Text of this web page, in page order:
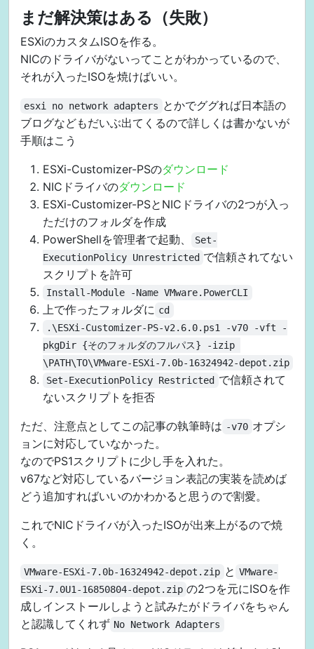
まだ解決策はある（失敗）
ESXiのカスタムISOを作る。
NICのドライバがないってことがわかっているので、
それが入ったISOを焼けばいい。
esxi no network adapters とかでググれば日本語の
ブログなどもだいぶ出てくるので詳しくは書かないが
手順はこう
ESXi-Customizer-PSのダウンロード
NICドライバのダウンロード
ESXi-Customizer-PSとNICドライバの2つが入っ
ただけのフォルダを作成
PowerShellを管理者で起動、
Set-
ExecutionPolicy Unrestricted で信頼されてない
スクリプトを許可
Install-Module -Name VMware.PowerCLI
上で作ったフォルダに cd
.\ESXi-Customizer-PS-v2.6.0.ps1 -v70 -vft -
pkgDir {そのフォルダのフルパス} -izip
\PATH\TO\VMware-ESXi-7.0b-16324942-depot.zip
Set-ExecutionPolicy Restricted で信頼されて
ないスクリプトを拒否
ただ、注意点としてこの記事の執筆時は -v70 オプシ
ョンに対応していなかった。
なのでPS1スクリプトに少し手を入れた。
v67など対応しているバージョン表記の実装を読めば
どう追加すればいいのかわかると思うので割愛。
これでNICドライバが入ったISOが出来上がるので焼
く。
VMware-ESXi-7.0b-16324942-depot.zip と VMware-
ESXi-7.0U1-16850804-depot.zip の2つを元にISOを作
成しインストールしようと試みたがドライバをちゃん
と認識してくれず No Network Adapters